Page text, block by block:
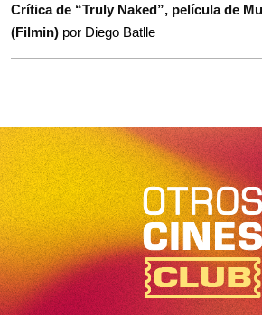
Crítica de “Truly Naked”, película de
(Filmin) por Diego Batlle